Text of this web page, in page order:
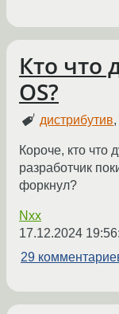
Кто что
OS?
дистрибутив
Короче, кто что
разработчик
форкнул?
Nxx
17.12.2024
29